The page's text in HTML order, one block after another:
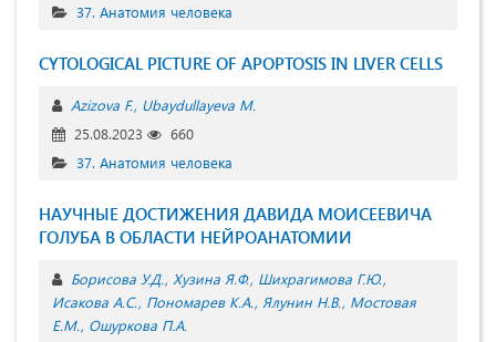
37. Анатомия человека
CYTOLOGICAL PICTURE OF APOPTOSIS IN LIVER CELLS
Azizova F. Ubaydullayeva M.
25.08.2023
660
37. Анатомия человека
НАУЧНЫЕ ДОСТИЖЕНИЯ ДАВИДА МОИСЕЕВИЧА
ГОЛУБА В ОБЛАСТИ НЕЙРОАНАТОМИИ
Борисова У.Д. Хузина Я.Ф. Шихрагимова Г.Ю.
Исакова А.С. Пономарев К.А. Ялунин Н.В. Мостовая
Е.М. Ошуркова П.А.